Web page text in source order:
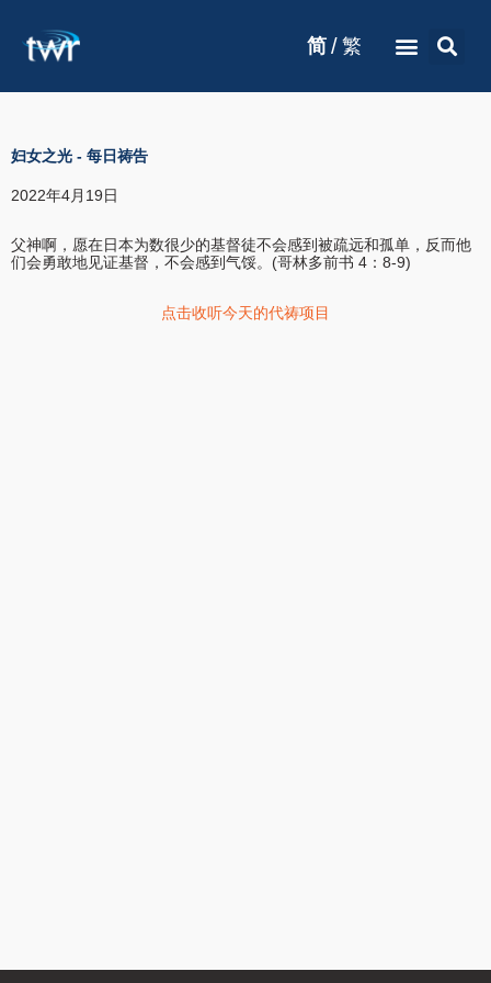
简 / 繁
妇女之光 - 每日祷告
2022年4月19日
父神啊，愿在日本为数很少的基督徒不会感到被疏远和孤单，反而他
们会勇敢地见证基督，不会感到气馁。(哥林多前书 4：8-9)
点击收听今天的代祷项目